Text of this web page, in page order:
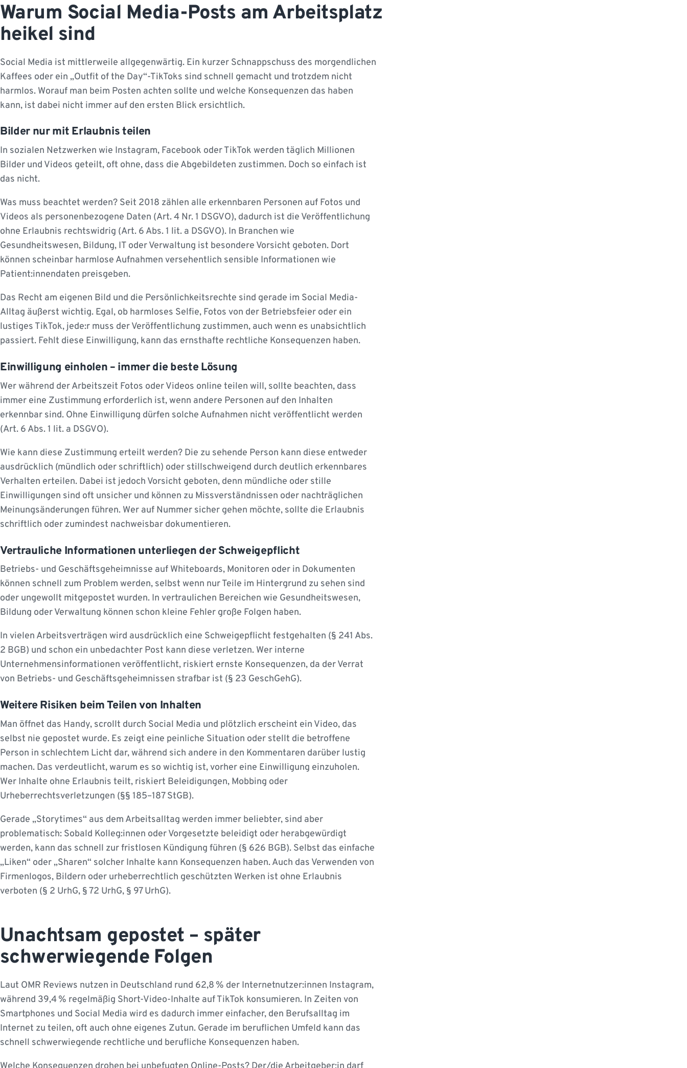
Warum Social Media-Posts am Arbeitsplatz
heikel sind
Social Media ist mittlerweile allgegenwärtig. Ein kurzer Schnappschuss des morgendlichen
Kaffees oder ein „Outfit of the Day“-TikToks sind schnell gemacht und trotzdem nicht
harmlos. Worauf man beim Posten achten sollte und welche Konsequenzen das haben
kann, ist dabei nicht immer auf den ersten Blick ersichtlich.
Bilder nur mit Erlaubnis teilen
In sozialen Netzwerken wie Instagram, Facebook oder TikTok werden täglich Millionen
Bilder und Videos geteilt, oft ohne, dass die Abgebildeten zustimmen. Doch so einfach ist
das nicht.
Was muss beachtet werden? Seit 2018 zählen alle erkennbaren Personen auf Fotos und
Videos als personenbezogene Daten (Art. 4 Nr. 1 DSGVO), dadurch ist die Veröffentlichung
ohne Erlaubnis rechtswidrig (Art. 6 Abs. 1 lit. a DSGVO). In Branchen wie
Gesundheitswesen, Bildung, IT oder Verwaltung ist besondere Vorsicht geboten. Dort
können scheinbar harmlose Aufnahmen versehentlich sensible Informationen wie
Patient:innendaten preisgeben.
Das Recht am eigenen Bild und die Persönlichkeitsrechte sind gerade im Social Media-
Alltag äußerst wichtig. Egal, ob harmloses Selfie, Fotos von der Betriebsfeier oder ein
lustiges TikTok, jede:r muss der Veröffentlichung zustimmen, auch wenn es unabsichtlich
passiert. Fehlt diese Einwilligung, kann das ernsthafte rechtliche Konsequenzen haben.
Einwilligung einholen – immer die beste Lösung
Wer während der Arbeitszeit Fotos oder Videos online teilen will, sollte beachten, dass
immer eine Zustimmung erforderlich ist, wenn andere Personen auf den Inhalten
erkennbar sind. Ohne Einwilligung dürfen solche Aufnahmen nicht veröffentlicht werden
(Art. 6 Abs. 1 lit. a DSGVO).
Wie kann diese Zustimmung erteilt werden? Die zu sehende Person kann diese entweder
ausdrücklich (mündlich oder schriftlich) oder stillschweigend durch deutlich erkennbares
Verhalten erteilen. Dabei ist jedoch Vorsicht geboten, denn mündliche oder stille
Einwilligungen sind oft unsicher und können zu Missverständnissen oder nachträglichen
Meinungsänderungen führen. Wer auf Nummer sicher gehen möchte, sollte die Erlaubnis
schriftlich oder zumindest nachweisbar dokumentieren.
Vertrauliche Informationen unterliegen der Schweigepflicht
Betriebs- und Geschäftsgeheimnisse auf Whiteboards, Monitoren oder in Dokumenten
können schnell zum Problem werden, selbst wenn nur Teile im Hintergrund zu sehen sind
oder ungewollt mitgepostet wurden. In vertraulichen Bereichen wie Gesundheitswesen,
Bildung oder Verwaltung können schon kleine Fehler große Folgen haben.
In vielen Arbeitsverträgen wird ausdrücklich eine Schweigepflicht festgehalten (§ 241 Abs.
2 BGB) und schon ein unbedachter Post kann diese verletzen. Wer interne
Unternehmensinformationen veröffentlicht, riskiert ernste Konsequenzen, da der Verrat
von Betriebs- und Geschäftsgeheimnissen strafbar ist (§ 23 GeschGehG).
Weitere Risiken beim Teilen von Inhalten
Man öffnet das Handy, scrollt durch Social Media und plötzlich erscheint ein Video, das
selbst nie gepostet wurde. Es zeigt eine peinliche Situation oder stellt die betroffene
Person in schlechtem Licht dar, während sich andere in den Kommentaren darüber lustig
machen. Das verdeutlicht, warum es so wichtig ist, vorher eine Einwilligung einzuholen.
Wer Inhalte ohne Erlaubnis teilt, riskiert Beleidigungen, Mobbing oder
Urheberrechtsverletzungen (§§ 185–187 StGB).
Gerade „Storytimes“ aus dem Arbeitsalltag werden immer beliebter, sind aber
problematisch: Sobald Kolleg:innen oder Vorgesetzte beleidigt oder herabgewürdigt
werden, kann das schnell zur fristlosen Kündigung führen (§ 626 BGB). Selbst das einfache
„Liken“ oder „Sharen“ solcher Inhalte kann Konsequenzen haben. Auch das Verwenden von
Firmenlogos, Bildern oder urheberrechtlich geschützten Werken ist ohne Erlaubnis
verboten (§ 2 UrhG, § 72 UrhG, § 97 UrhG).
Unachtsam gepostet – später
schwerwiegende Folgen
Laut OMR Reviews nutzen in Deutschland rund 62,8 % der Internetnutzer:innen Instagram,
während 39,4 % regelmäßig Short-Video-Inhalte auf TikTok konsumieren. In Zeiten von
Smartphones und Social Media wird es dadurch immer einfacher, den Berufsalltag im
Internet zu teilen, oft auch ohne eigenes Zutun. Gerade im beruflichen Umfeld kann das
schnell schwerwiegende rechtliche und berufliche Konsequenzen haben.